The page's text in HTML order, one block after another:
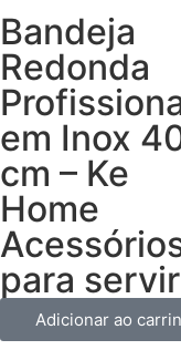
Bandeja
Redonda
em Inox
cm – Ke
Home
para servir
Adicionar ao